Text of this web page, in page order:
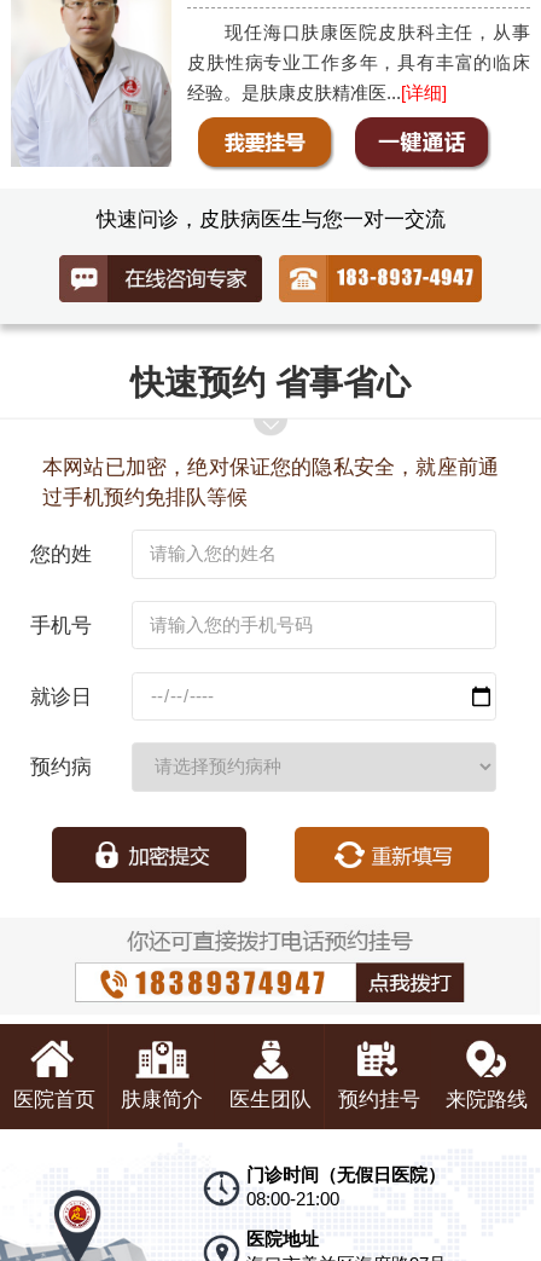
现任海口肤康医院皮肤科主任，从事
皮肤性病专业工作多年，具有丰富的临床
经验。是肤康皮肤精准医...[详细]
快速问诊，皮肤病医生与您一对一交流
快速预约 省事省心
本网站已加密，绝对保证您的隐私安全，就座前通
过手机预约免排队等候
您的姓
手机号
就诊日
预约病
医院首页 肤康简介 医生团队 预约挂号 来院路线
门诊时间（无假日医院）
08:00-21:00
医院地址